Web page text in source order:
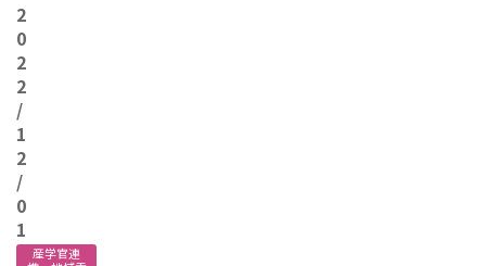
2
0
2
2
/
1
2
/
0
1
産学官連